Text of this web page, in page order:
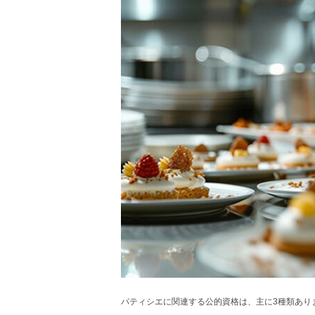
パティシエに関連する公的資格は、主に3種類あり